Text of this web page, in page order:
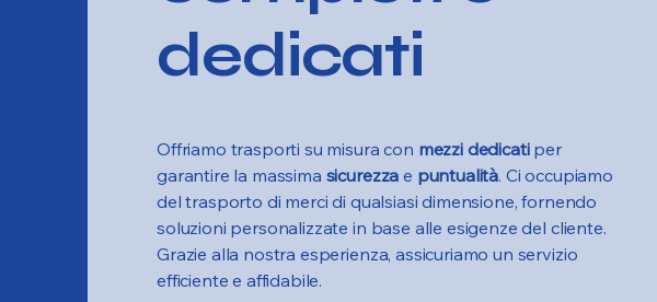
dedicati
Offriamo trasporti su misura con mezzi dedicati per
garantire la massima sicurezza e puntualità. Ci occupiamo
del trasporto di merci di qualsiasi dimensione, fornendo
soluzioni personalizzate in base alle esigenze del cliente.
Grazie alla nostra esperienza, assicuriamo un servizio
efficiente e affidabile.